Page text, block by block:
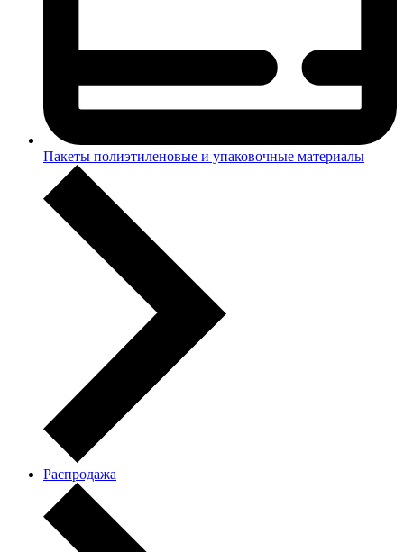
Пакеты полиэтиленовые и упаковочные материалы
Распродажа